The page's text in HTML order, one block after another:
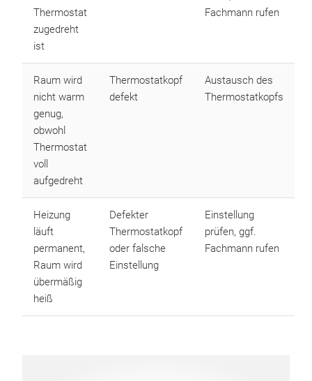
Thermostat
zugedreht
ist
Fachmann rufen
Raum wird
nicht warm
genug,
obwohl
Thermostat
voll
aufgedreht
Thermostatkopf
defekt
Austausch des
Thermostatkopfs
Heizung
läuft
permanent,
Raum wird
übermäßig
heiß
Defekter
Thermostatkopf
oder falsche
Einstellung
Einstellung
prüfen, ggf.
Fachmann rufen